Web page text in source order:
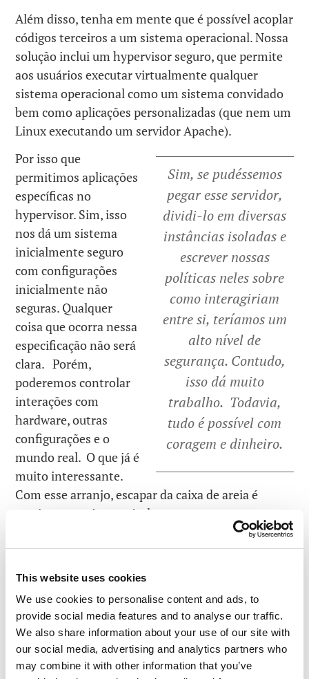
This website uses cookies
We use cookies to personalise content and ads, to
provide social media features and to analyse our traffic.
We also share information about your use of our site with
our social media, advertising and analytics partners who
may combine it with other information that you’ve
Além disso, tenha em mente que é possível acoplar
códigos terceiros a um sistema operacional. Nossa
solução inclui um hypervisor seguro, que permite
aos usuários executar virtualmente qualquer
sistema operacional como um sistema convidado
bem como aplicações personalizadas (que nem um
Linux executando um servidor Apache).
Sim, se pudéssemos
pegar esse servidor,
dividi-lo em diversas
instâncias isoladas e
escrever nossas
políticas neles sobre
como interagiriam
entre si, teríamos um
alto nível de
segurança. Contudo,
isso dá muito
trabalho. Todavia,
tudo é possível com
coragem e dinheiro.
Por isso que
permitimos aplicações
específicas no
hypervisor. Sim, isso
nos dá um sistema
inicialmente seguro
com configurações
inicialmente não
seguras. Qualquer
coisa que ocorra nessa
especificação não será
clara. Porém,
poderemos controlar
interações com
hardware, outras
configurações e o
mundo real. O que já é
muito interessante.
Com esse arranjo, escapar da caixa de areia é
praticamente impossível.
Ah, qual é, isso aí coletará dados de qualquer
isso pode ser facilmente verificado analisando o
código fonte (veja acima). O microkernel tem
praticamente nada como centro de si. Todos os
drivers são mantidos isolados. De modo a